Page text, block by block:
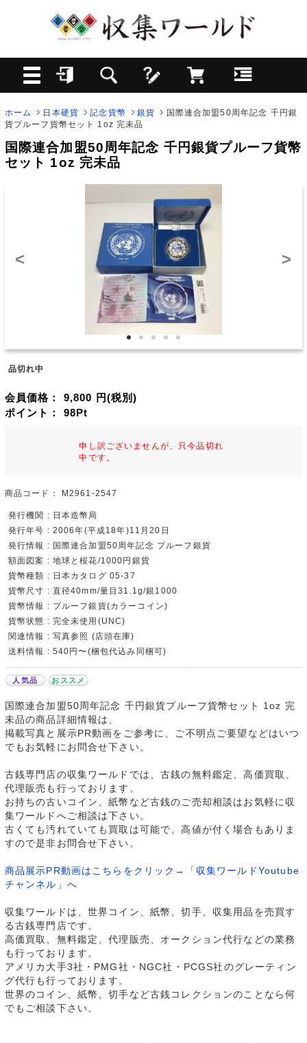
ホーム 日本硬貨 記念貨幣 銀貨
国際連合加盟50周年記念 千円銀
貨プルーフ貨幣セット 1oz 完未品
国際連合加盟50周年記念 千円銀貨プルーフ貨幣
セット 1oz 完未品
< >
品切れ中
会員価格： 9,800 円(税別)
ポイント： 98Pt
申し訳ございませんが、只今品切れ
中です。
商品コード： M2961-2547
発行機関 : 日本造幣局
発行年号 : 2006年(平成18年)11月20日
発行情報 : 国際連合加盟50周年記念 プルーフ銀貨
額面図案 : 地球と桜花/1000円銀貨
貨幣種類 : 日本カタログ 05-37
貨幣尺寸 : 直径40mm/量目31.1g/銀1000
貨幣情報 : プルーフ銀貨(カラーコイン)
貨幣状態 : 完全未使用(UNC)
関連情報 : 写真参照 (店頭在庫)
送料情報 : 540円〜(梱包代込み同梱可)
人気品 おススメ
国際連合加盟50周年記念 千円銀貨プルーフ貨幣セット 1oz 完
未品の商品詳細情報は、
掲載写真と展示PR動画をご参考に、ご不明点ご要望などはいつ
でもお気軽にお問合せ下さい。
古銭専門店の収集ワールドでは、古銭の無料鑑定、高価買取、
代理販売も行っております。
お持ちの古いコイン、紙幣など古銭のご売却相談はお気軽に収
集ワールドへご相談は下さい。
古くても汚れていても買取は可能で、高値が付く場合もありま
すので是非お問合せ下さい。
商品展示PR動画はこちらをクリック→「収集ワールドYoutube
チャンネル」へ
収集ワールドは、世界コイン、紙幣、切手、収集用品を売買す
る古銭専門店です。
高価買取、無料鑑定、代理販売、オークション代行などの業務
も行っております。
アメリカ大手3社・PMG社・NGC社・PCGS社のグレーティン
グ代行も行っております。
世界のコイン、紙幣、切手など古銭コレクションのことなら何
でもご相談下さい。